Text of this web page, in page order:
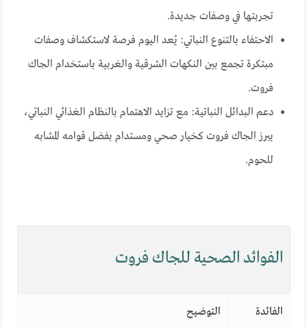
تجربتها في وصفات جديدة.
الاحتفاء بالتنوع النباتي: يُعد اليوم فرصة لاستكشاف وصفات
مبتكرة تجمع بين النكهات الشرقية والغربية باستخدام الجاك
فروت.
دعم البدائل النباتية: مع تزايد الاهتمام بالنظام الغذائي النباتي،
يبرز الجاك فروت كخيار صحي ومستدام بفضل قوامه المشابه
للحوم.
الفوائد الصحية للجاك فروت
الفائدة التوضيح